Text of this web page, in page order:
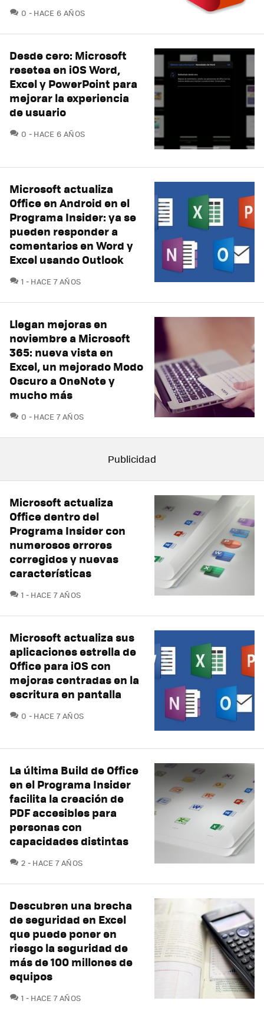
0 COMENTARIOS
HACE 6 AÑOS
Desde cero: Microsoft
resetea en iOS Word,
Excel y PowerPoint para
mejorar la experiencia
de usuario
0 COMENTARIOS
HACE 6 AÑOS
Microsoft actualiza
Office en Android en el
Programa Insider: ya se
pueden responder a
comentarios en Word y
Excel usando Outlook
1 COMENTARIOS
HACE 7 AÑOS
Llegan mejoras en
noviembre a Microsoft
365: nueva vista en
Excel, un mejorado Modo
Oscuro a OneNote y
mucho más
0 COMENTARIOS
HACE 7 AÑOS
Microsoft actualiza
Office dentro del
Programa Insider con
numerosos errores
corregidos y nuevas
características
1 COMENTARIOS
HACE 7 AÑOS
Microsoft actualiza sus
aplicaciones estrella de
Office para iOS con
mejoras centradas en la
escritura en pantalla
0 COMENTARIOS
HACE 7 AÑOS
La última Build de Office
en el Programa Insider
facilita la creación de
PDF accesibles para
personas con
capacidades distintas
2 COMENTARIOS
HACE 7 AÑOS
Descubren una brecha
de seguridad en Excel
que puede poner en
riesgo la seguridad de
más de 100 millones de
equipos
1 COMENTARIOS
HACE 7 AÑOS